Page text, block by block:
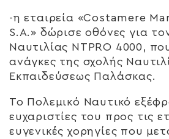
-η εταιρεία «Costamere
S.A.» δώρισε οθόνες για
Ναυτιλίας NTPRO 4000,
ανάγκες της σχολής
Εκπαιδεύσεως Παλάσκας.
Το Πολεμικό Ναυτικό
ευχαριστίες του προς τις
ευγενικές χορηγίες που